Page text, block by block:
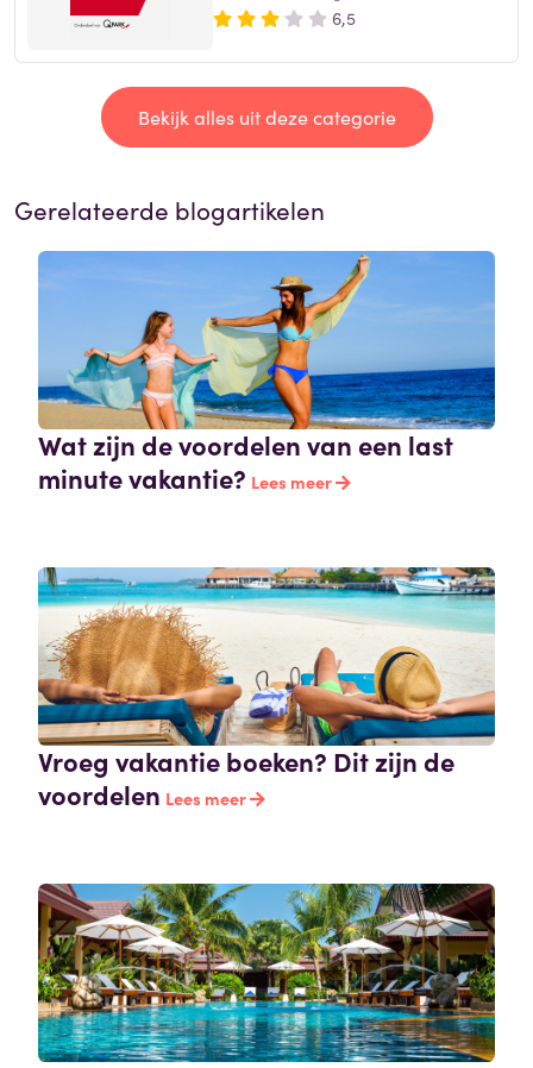
6,5
Bekijk alles uit deze categorie
Gerelateerde blogartikelen
Wat zijn de voordelen van een last
minute vakantie? Lees meer
Vroeg vakantie boeken? Dit zijn de
voordelen Lees meer